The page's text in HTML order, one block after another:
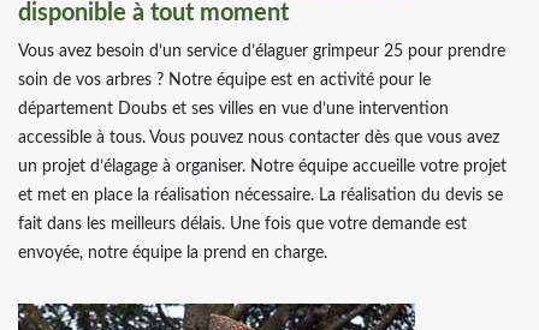
disponible à tout moment
Vous avez besoin d’un service d’élaguer grimpeur 25 pour prendre
soin de vos arbres ? Notre équipe est en activité pour le
département Doubs et ses villes en vue d’une intervention
accessible à tous. Vous pouvez nous contacter dès que vous avez
un projet d’élagage à organiser. Notre équipe accueille votre projet
et met en place la réalisation nécessaire. La réalisation du devis se
fait dans les meilleurs délais. Une fois que votre demande est
envoyée, notre équipe la prend en charge.